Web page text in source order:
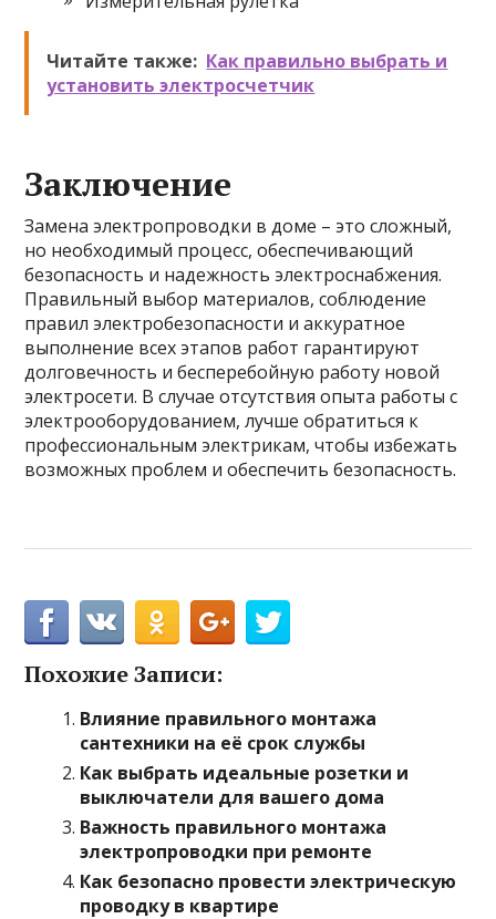
Читайте также: Как правильно выбрать и
установить электросчетчик
Заключение
Замена электропроводки в доме – это сложный,
но необходимый процесс, обеспечивающий
безопасность и надежность электроснабжения.
Правильный выбор материалов, соблюдение
правил электробезопасности и аккуратное
выполнение всех этапов работ гарантируют
долговечность и бесперебойную работу новой
электросети. В случае отсутствия опыта работы с
электрооборудованием, лучше обратиться к
профессиональным электрикам, чтобы избежать
возможных проблем и обеспечить безопасность.
Похожие Записи:
Влияние правильного монтажа
сантехники на её срок службы
Как выбрать идеальные розетки и
выключатели для вашего дома
Важность правильного монтажа
электропроводки при ремонте
Как безопасно провести электрическую
проводку в квартире